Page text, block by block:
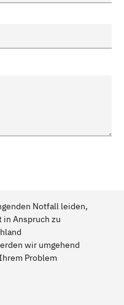
Notfall leiden,
Anspruch zu
wir umgehend
Problem